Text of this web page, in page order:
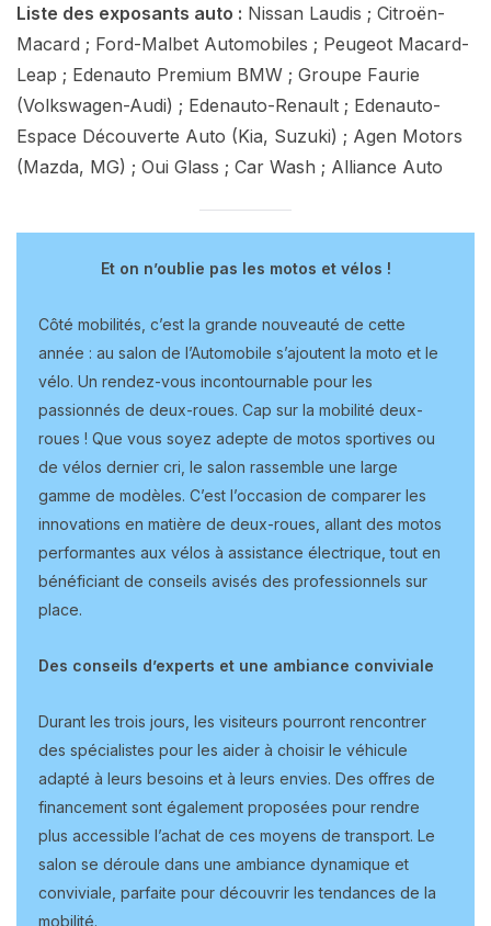
Liste des exposants auto : Nissan Laudis ; Citroën-
Macard ; Ford-Malbet Automobiles ; Peugeot Macard-
Leap ; Edenauto Premium BMW ; Groupe Faurie
(Volkswagen-Audi) ; Edenauto-Renault ; Edenauto-
Espace Découverte Auto (Kia, Suzuki) ; Agen Motors
(Mazda, MG) ; Oui Glass ; Car Wash ; Alliance Auto
Et on n’oublie pas les motos et vélos !
Côté mobilités, c’est la grande nouveauté de cette
année : au salon de l’Automobile s’ajoutent la moto et le
vélo. Un rendez-vous incontournable pour les
passionnés de deux-roues. Cap sur la mobilité deux-
roues ! Que vous soyez adepte de motos sportives ou
de vélos dernier cri, le salon rassemble une large
gamme de modèles. C’est l’occasion de comparer les
innovations en matière de deux-roues, allant des motos
performantes aux vélos à assistance électrique, tout en
bénéficiant de conseils avisés des professionnels sur
place.
Des conseils d’experts et une ambiance conviviale
Durant les trois jours, les visiteurs pourront rencontrer
des spécialistes pour les aider à choisir le véhicule
adapté à leurs besoins et à leurs envies. Des offres de
financement sont également proposées pour rendre
plus accessible l’achat de ces moyens de transport. Le
salon se déroule dans une ambiance dynamique et
conviviale, parfaite pour découvrir les tendances de la
mobilité.